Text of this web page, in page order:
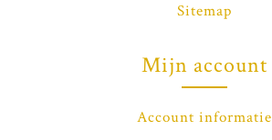
Sitemap
Mijn account
Account informatie